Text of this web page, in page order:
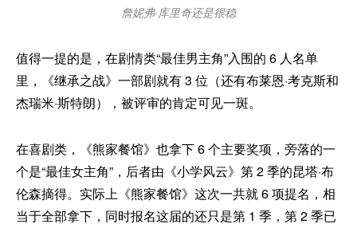
詹妮弗·库里奇还是很稳
值得一提的是，在剧情类“最佳男主角”入围的 6 人名单
里，《继承之战》一部剧就有 3 位（还有布莱恩·考克斯和
杰瑞米·斯特朗），被评审的肯定可见一斑。
在喜剧类，《熊家餐馆》也拿下 6 个主要奖项，旁落的一
个是“最佳女主角”，后者由《小学风云》第 2 季的昆塔·布
伦森摘得。实际上《熊家餐馆》这次一共就 6 项提名，相
当于全部拿下，同时报名这届的还只是第 1 季，第 2 季已